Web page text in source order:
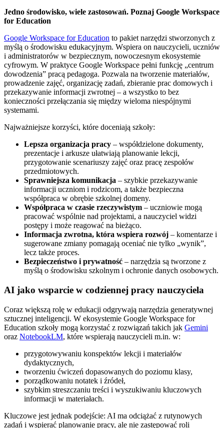
Jedno środowisko, wiele zastosowań. Poznaj Google Workspace
for Education
Google Workspace for Education to pakiet narzędzi stworzonych z
myślą o środowisku edukacyjnym. Wspiera on nauczycieli, uczniów
i administratorów w bezpiecznym, nowoczesnym ekosystemie
cyfrowym. W praktyce Google Workspace pełni funkcję „centrum
dowodzenia” pracą pedagoga. Pozwala na tworzenie materiałów,
prowadzenie zajęć, organizację zadań, zbieranie prac domowych i
przekazywanie informacji zwrotnej – a wszystko to bez
konieczności przełączania się między wieloma niespójnymi
systemami.
Najważniejsze korzyści, które doceniają szkoły:
Lepsza organizacja pracy – współdzielone dokumenty,
prezentacje i arkusze ułatwiają planowanie lekcji,
przygotowanie scenariuszy zajęć oraz pracę zespołów
przedmiotowych.
Sprawniejsza komunikacja – szybkie przekazywanie
informacji uczniom i rodzicom, a także bezpieczna
współpraca w obrębie szkolnej domeny.
Współpraca w czasie rzeczywistym – uczniowie mogą
pracować wspólnie nad projektami, a nauczyciel widzi
postępy i może reagować na bieżąco.
Informacja zwrotna, która wspiera rozwój – komentarze i
sugerowane zmiany pomagają oceniać nie tylko „wynik”,
lecz także proces.
Bezpieczeństwo i prywatność – narzędzia są tworzone z
myślą o środowisku szkolnym i ochronie danych osobowych.
AI jako wsparcie w codziennej pracy nauczyciela
Coraz większą rolę w edukacji odgrywają narzędzia generatywnej
sztucznej inteligencji. W ekosystemie Google Workspace for
Education szkoły mogą korzystać z rozwiązań takich jak Gemini
oraz NotebookLM, które wspierają nauczycieli m.in. w:
przygotowywaniu konspektów lekcji i materiałów
dydaktycznych,
tworzeniu ćwiczeń dopasowanych do poziomu klasy,
porządkowaniu notatek i źródeł,
szybkim streszczaniu treści i wyszukiwaniu kluczowych
informacji w materiałach.
Kluczowe jest jednak podejście: AI ma odciążać z rutynowych
zadań i wspierać planowanie pracy, ale nie zastępować roli